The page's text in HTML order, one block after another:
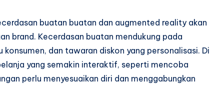
buatan buatan dan augmented reality akan
brand. Kecerdasan buatan mendukung pada
dan tawaran diskon yang personalisasi. Di
yang semakin interaktif, seperti mencoba
perlu menyesuaikan diri dan menggabungkan